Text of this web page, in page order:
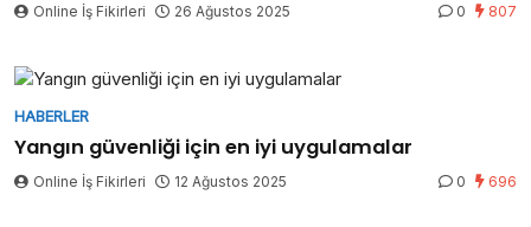
Online İş Fikirleri 26 Ağustos 2025 0 807
HABERLER
Yangın güvenliği için en iyi uygulamalar
Online İş Fikirleri 12 Ağustos 2025 0 696